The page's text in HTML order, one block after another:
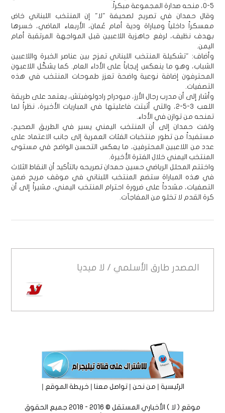
5-0، منحه صدارة المجموعة مبكراً.
وقال حمدان في تصريح لصحيفة "لا" إن المنتخب اللبناني خاض
معسكراً داخلياً ومباراة ودية أمام عُمان، الأربعاء الماضي، خسرها
بهدف نظيف، لرفع جاهزية اللاعبين قبل المواجهة المرتقبة أمام
اليمن.
وأضاف: "تشكيلة المنتخب اللبناني تمزج بين عناصر الخبرة واللاعبين
الشباب، وهو ما ينعكس إيجاباً على الأداء العام. كما يشكّل اللاعبون
المحترفون إضافة نوعية واضحة تعزز طموحات المنتخب في هذه
التصفيات.
وأشار إلى أن مدرب رجال الأرز، ميودراج رادولوفيتش، يعتمد على طريقة
اللعب 3-5-2، والتي أثبتت فاعليتها في المباريات الأخيرة، نظراً لما
تمنحه من توازن في الأداء.
ولفت حمدان إلى أن المنتخب اليمني يسير في الطريق الصحيح،
مستفيداً من تطور منتخبات الفئات العمرية إلى جانب الاعتماد على
عدد من اللاعبين المحترفين، ما يعكس التحسن الواضح في مستوى
المنتخب اليمني خلال الفترة الأخيرة.
واختتم المحلل الرياضي حسين حمدان تصريحه بالتأكيد أن النقاط الثلاث
في هذه المباراة ستضع المنتخب اللبناني في موقف مريح ضمن
التصفيات، مشدداً على ضرورة احترام المنتخب اليمني، مشيراً إلى أن
كرة القدم لا تخلو من المفاجآت.
المصدر طارق الأسلمي / لا ميديا
الرئيسية|من نحن|تواصل معنا|خريطة الموقع |
موقع ( لا ) الأخباري المستقل © 2016 - 2018 جميع الحقوق